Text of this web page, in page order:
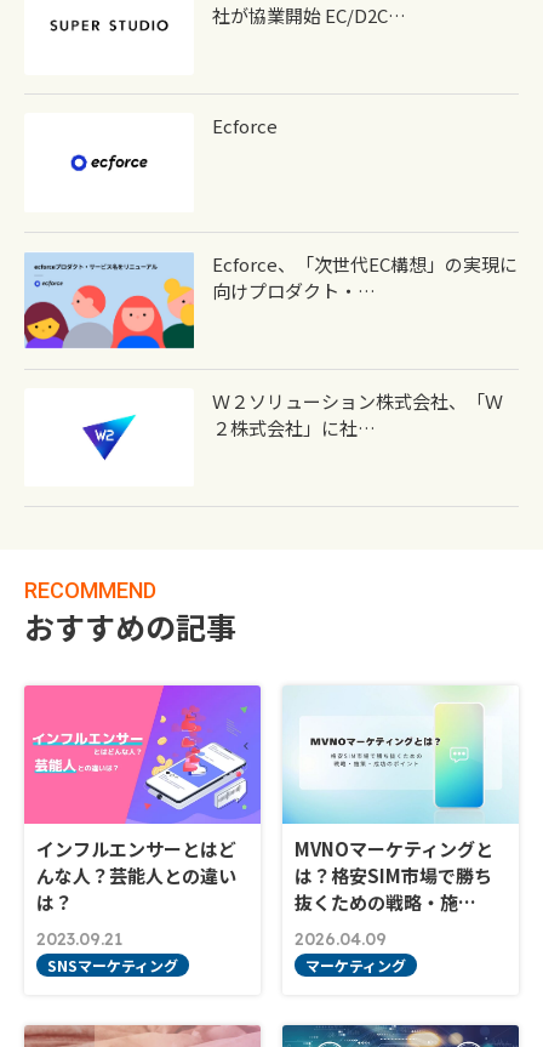
社が協業開始 EC/D2C…
Ecforce
Ecforce、「次世代EC構想」の実現に
向けプロダクト・…
Ｗ２ソリューション株式会社、「Ｗ
２株式会社」に社…
RECOMMEND
おすすめの記事
インフルエンサーとはど
んな人？芸能人との違い
は？
2023.09.21
SNSマーケティング
MVNOマーケティングと
は？格安SIM市場で勝ち
抜くための戦略・施…
2026.04.09
マーケティング